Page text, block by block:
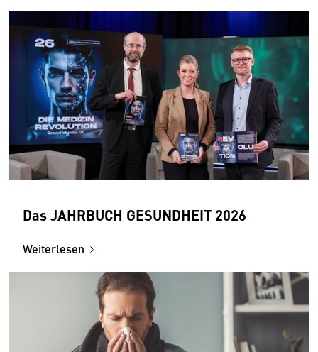
Das JAHRBUCH GESUNDHEIT 2026
Weiterlesen